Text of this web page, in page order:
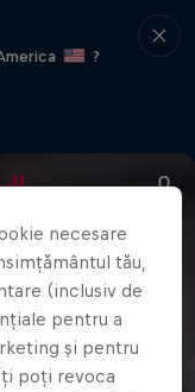
?
necesare
tău,
(inclusiv de
pentru a
și pentru
poți revoca